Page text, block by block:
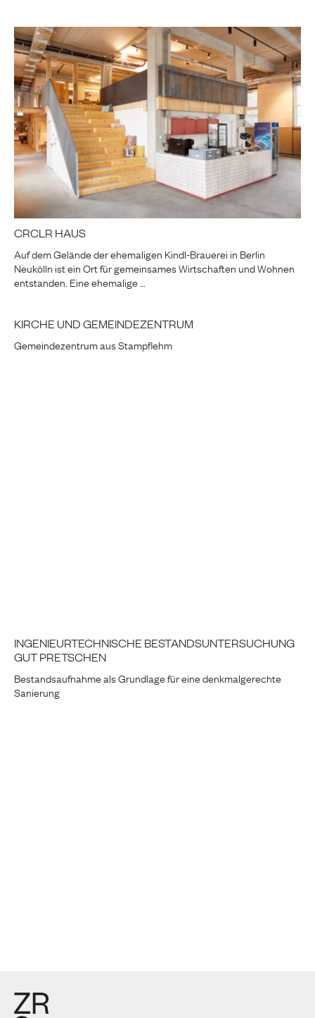
CRCLR HAUS
Auf dem Gelände der ehemaligen Kindl-Brauerei in Berlin
Neukölln ist ein Ort für gemeinsames Wirtschaften und Wohnen
entstanden. Eine ehemalige …
KIRCHE UND GEMEINDEZENTRUM
Gemeindezentrum aus Stampflehm
INGENIEURTECHNISCHE BESTANDSUNTERSUCHUNG
GUT PRETSCHEN
Bestandsaufnahme als Grundlage für eine denkmalgerechte
Sanierung